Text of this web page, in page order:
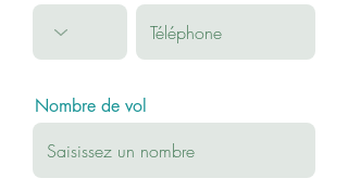
Nombre de vol